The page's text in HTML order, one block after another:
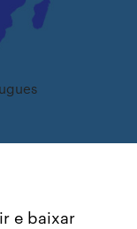
e baixar